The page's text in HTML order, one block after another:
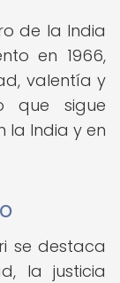
de la India
en 1966,
valentía y
que sigue
la India y en
se destaca
la justicia